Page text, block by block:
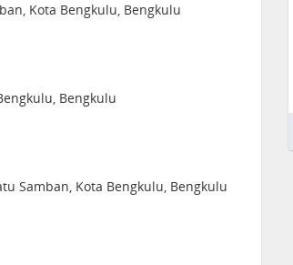
Kota Bengkulu, Bengkulu
Bengkulu
Samban, Kota Bengkulu, Bengkulu